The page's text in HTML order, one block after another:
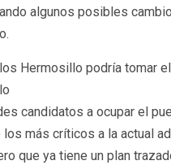
algunos posibles
candidatos a ocupar el
los más críticos a la actual
que ya tiene un plan